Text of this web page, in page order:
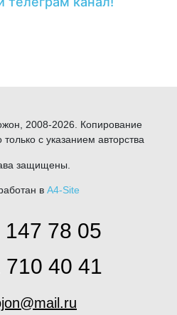
2008-2026. Копирование
с указанием авторства
защищены.
в A4-Site
147 78 05
710 40 41